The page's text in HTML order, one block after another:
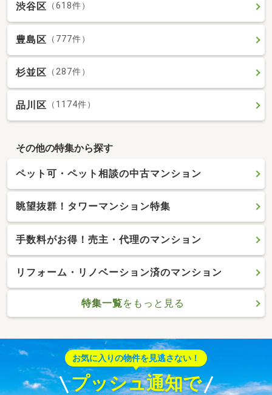
渋谷区 （618件）
豊島区 （777件）
杉並区 （287件）
品川区 （1174件）
その他の特集から探す
ペット可・ペット相談の中古マンション
眺望抜群！タワーマンション特集
手数料がお得！売主・代理のマンション
リフォーム・リノベーション済のマンション
特集一覧をもっと見る
お気に入りの物件を見逃さない！
プッシュ通知で